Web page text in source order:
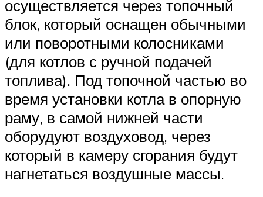
осуществляется через топочный
блок, который оснащен обычными
или поворотными колосниками
(для котлов с ручной подачей
топлива). Под топочной частью во
время установки котла в опорную
раму, в самой нижней части
оборудуют воздуховод, через
который в камеру сгорания будут
нагнетаться воздушные массы.